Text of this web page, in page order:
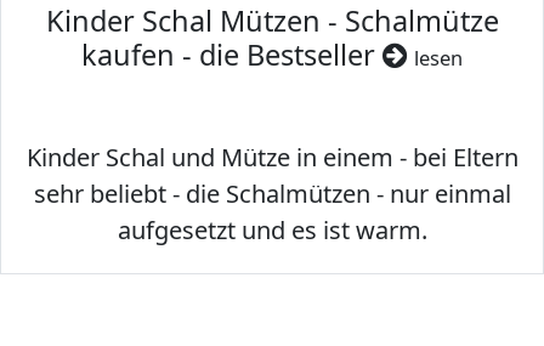
Kinder Schal Mützen - Schalmütze
kaufen - die Bestseller
lesen
Kinder Schal und Mütze in einem - bei Eltern
sehr beliebt - die Schalmützen - nur einmal
aufgesetzt und es ist warm.